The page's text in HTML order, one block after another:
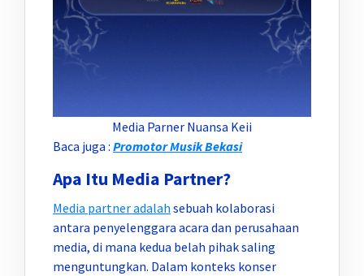
Media Parner Nuansa Keii
Baca juga : Promotor Musik Bekasi
Apa Itu Media Partner?
Media partner adalah sebuah kolaborasi
antara penyelenggara acara dan perusahaan
media, di mana kedua belah pihak saling
menguntungkan. Dalam konteks konser